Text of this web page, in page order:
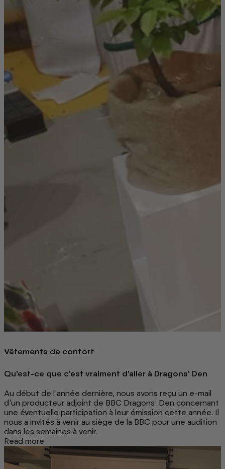
Vêtements de confort
Qu'est-ce que c'est vraiment d'aller à Dragons' Den
Au début de l'année dernière, nous avons reçu un e-mail
d'un producteur adjoint de BBC Dragons' Den concernant
une éventuelle participation à leur émission cette année. Il
nous a invités à venir au siège de la BBC pour une audition
dans les semaines à venir.
Read more